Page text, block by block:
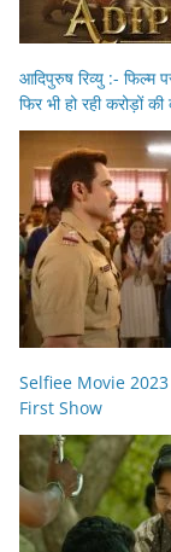
आदिपुरुष रिव्यु :-
फिर भी हो रही करोड़ों
Selfiee Movie
First Show